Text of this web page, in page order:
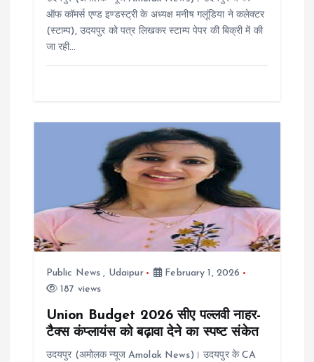
ऑफ कॉमर्स एण्ड इण्डस्ट्री के अध्यक्ष मनीष गलूंडिया ने कलेक्टर
(स्टाम्प), उदयपुर को पत्र लिखकर स्टाम्प पेपर की बिक्री में की
जा रही…
Public News , Udaipur
February 1, 2026
187 views
Union Budget 2026 सीए पल्लवी नाहर-
टैक्स कंप्लायंस को बढ़ावा देने का स्पष्ट संकेत
उदयपुर (अमोलक न्यूज Amolak News)। उदयपुर के CA